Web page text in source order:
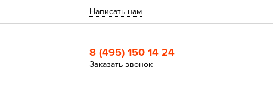
Написать нам
8 (495) 150 14 24
Заказать звонок